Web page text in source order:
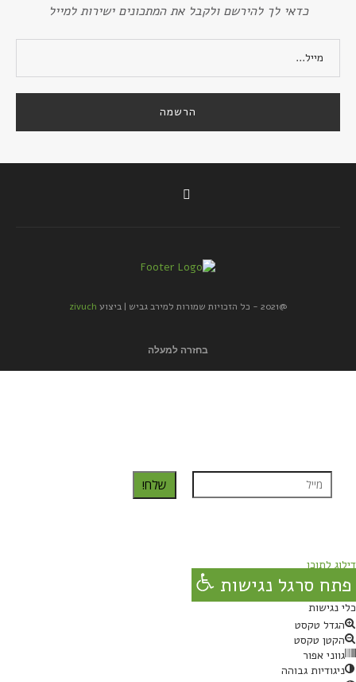
כדאי לך להירשם ולקבל את המתכונים ישירות למייל
@2021 - כל הזכויות שמורות למירב גביש | ביצוע zivuch
בחזרה למעלה
שלח!
דילוג לתוכן
פתח סרגל נגישות
כלי נגישות
הגדל טקסט
הקטן טקסט
גווני אפור
ניגודיות גבוהה